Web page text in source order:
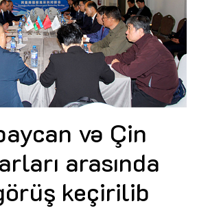
və Çin
arasında
keçirilib